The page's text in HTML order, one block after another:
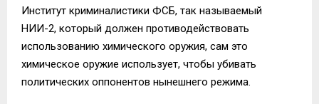
Институт криминалистики ФСБ, так называемый
НИИ-2, который должен противодействовать
использованию химического оружия, сам это
химическое оружие использует, чтобы убивать
политических оппонентов нынешнего режима.